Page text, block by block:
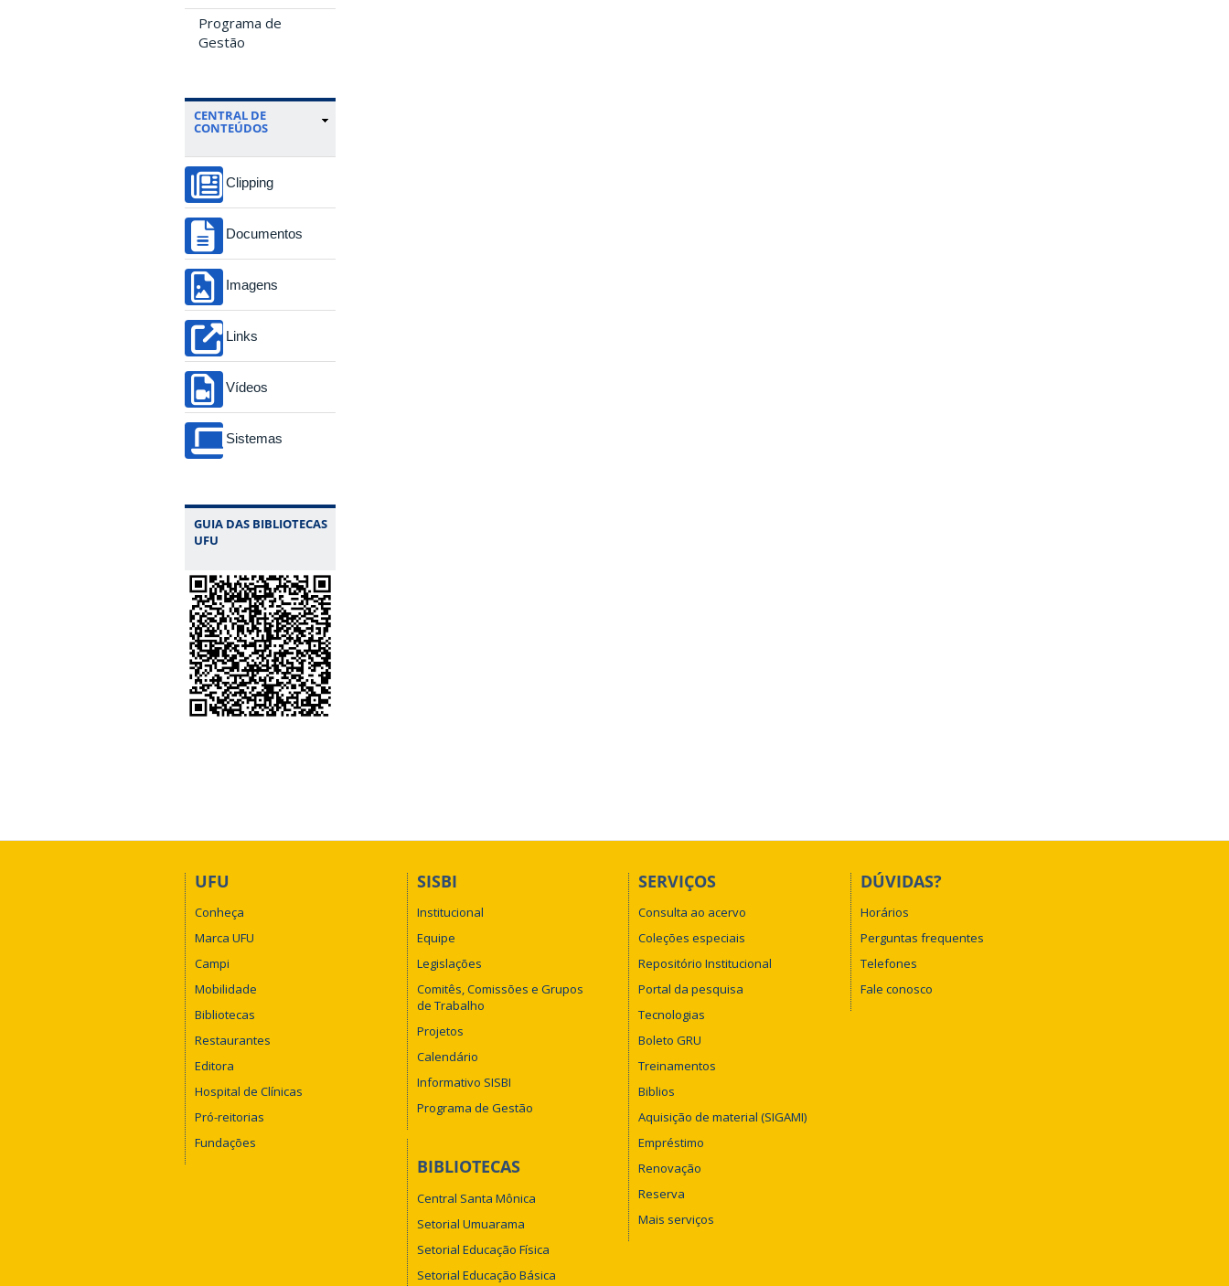
Programa de
Gestão
CENTRAL DE
CONTEÚDOS
Clipping
Documentos
Imagens
Links
Vídeos
Sistemas
GUIA DAS BIBLIOTECAS
UFU
UFU
Conheça
Marca UFU
Campi
Mobilidade
Bibliotecas
Restaurantes
Editora
Hospital de Clínicas
Pró-reitorias
Fundações
SISBI
Institucional
Equipe
Legislações
Comitês, Comissões e Grupos
de Trabalho
Projetos
Calendário
Informativo SISBI
Programa de Gestão
BIBLIOTECAS
Central Santa Mônica
Setorial Umuarama
Setorial Educação Física
Setorial Educação Básica
SERVIÇOS
Consulta ao acervo
Coleções especiais
Repositório Institucional
Portal da pesquisa
Tecnologias
Boleto GRU
Treinamentos
Biblios
Aquisição de material (SIGAMI)
Empréstimo
Renovação
Reserva
Mais serviços
DÚVIDAS?
Horários
Perguntas frequentes
Telefones
Fale conosco